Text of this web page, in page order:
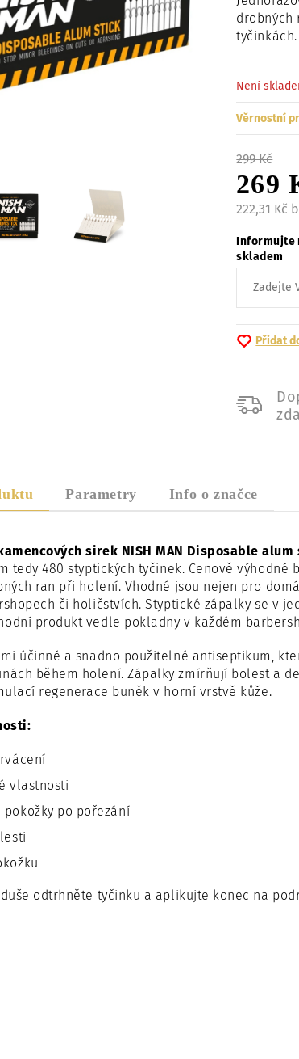
drobných
tyčinkách.
Není
Věrnostní
299 Kč
269
222,31 Kč
Informujte
skladem
Přidat
Parametry Info o značce
sirek NISH MAN Disposable alum
tedy 480 styptických tyčinek. Cenově výhodné
ran při holení. Vhodné jsou nejen pro
či holičstvích. Styptické zápalky se v
produkt vedle pokladny v každém
účinné a snadno použitelné antiseptikum,
během holení. Zápalky zmírňují bolest a
regenerace buněk v horní vrstvě kůže.
vlastnosti
pokožky po pořezání
odtrhněte tyčinku a aplikujte konec na